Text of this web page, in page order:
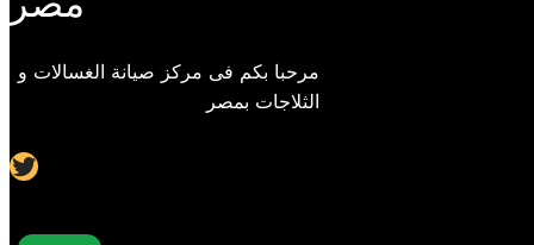
مرحبا بكم فى مركز صيانة الغسالات و
الثلاجات بمصر
Twitter